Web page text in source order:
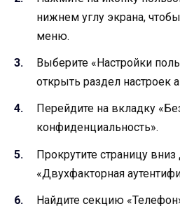
нижнем углу экрана,
меню.
Выберите «Настройки
открыть раздел настроек
Перейдите на вкладку
конфиденциальность».
Прокрутите страницу
«Двухфакторная
Найдите секцию